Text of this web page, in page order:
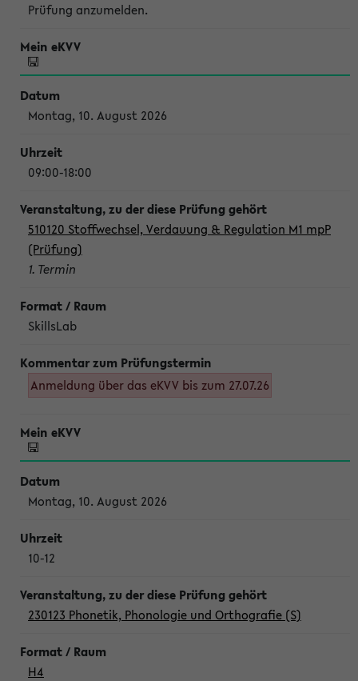
Prüfung anzumelden.
Montag, 10. August 2026
09:00-18:00
510120 Stoffwechsel, Verdauung & Regulation M1 mpP
(Prüfung)
1. Termin
SkillsLab
Anmeldung über das eKVV bis zum 27.07.26
Montag, 10. August 2026
10-12
230123 Phonetik, Phonologie und Orthografie (S)
H4